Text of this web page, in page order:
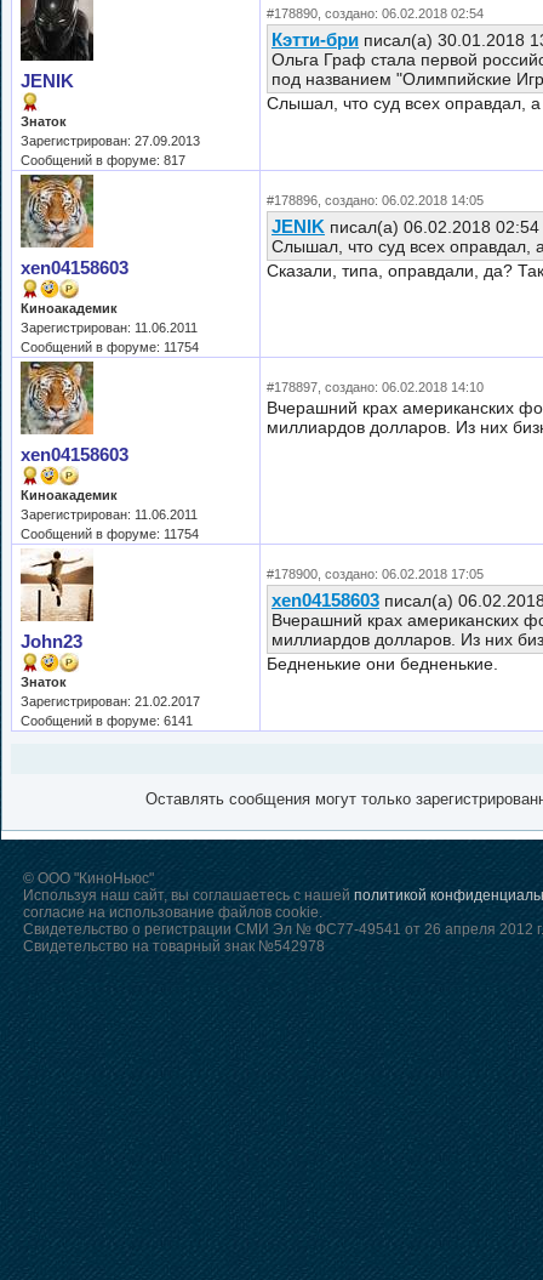
JENIK
Знаток
Зарегистрирован: 27.09.2013
Сообщений в форуме: 817
#178890, создано: 06.02.2018 02:54
Кэтти-бри писал(а) 30.01.2018
Ольга Граф стала первой
под названием "Олимпийские
Слышал, что суд всех оправдал,
xen04158603
Киноакадемик
Зарегистрирован: 11.06.2011
Сообщений в форуме: 11754
#178896, создано: 06.02.2018 14:05
JENIK писал(а) 06.02.2018
Слышал, что суд всех оправдал,
Сказали, типа, оправдали, да?
xen04158603
Киноакадемик
Зарегистрирован: 11.06.2011
Сообщений в форуме: 11754
#178897, создано: 06.02.2018 14:10
Вчерашний крах американских
миллиардов долларов. Из них
John23
Знаток
Зарегистрирован: 21.02.2017
Сообщений в форуме: 6141
#178900, создано: 06.02.2018 17:05
xen04158603 писал(а)
Вчерашний крах американских
миллиардов долларов. Из них
Бедненькие они бедненькие.
Оставлять сообщения могут только
© ООО "КиноНьюс"
Используя наш сайт, вы соглашаетесь с нашей политикой
согласие на использование файлов cookie.
Свидетельство о регистрации СМИ Эл № ФС77-49541 от 26 апреля 2012 г.
Свидетельство на товарный знак №542978